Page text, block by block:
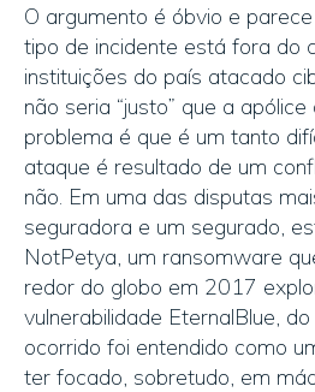
O argumento é óbvio e
tipo de incidente está fora do
instituições do país atacado
não seria “justo” que a
problema é que é um tanto
ataque é resultado de um
não. Em uma das disputas
seguradora e um segurado,
NotPetya, um ransomware
redor do globo em 2017
vulnerabilidade EternalBlue,
ocorrido foi entendido como
ter focado, sobretudo, em